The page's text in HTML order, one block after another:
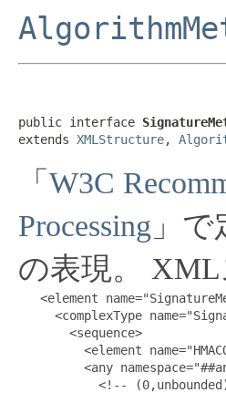
public interface
extends XMLStructure,
「 W3C
Processing 」
の表現。
XML
<element
<complexType
       <sequence>
<element
<any
<!--